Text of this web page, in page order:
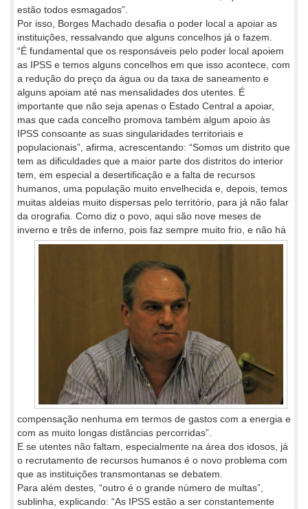
estão todos esmagados”.
Por isso, Borges Machado desafia o poder local a apoiar as
instituições, ressalvando que alguns concelhos já o fazem.
“É fundamental que os responsáveis pelo poder local apoiem
as IPSS e temos alguns concelhos em que isso acontece, com
a redução do preço da água ou da taxa de saneamento e
alguns apoiam até nas mensalidades dos utentes. É
importante que não seja apenas o Estado Central a apoiar,
mas que cada concelho promova também algum apoio às
IPSS consoante as suas singularidades territoriais e
populacionais”, afirma, acrescentando: “Somos um distrito que
tem as dificuldades que a maior parte dos distritos do interior
tem, em especial a desertificação e a falta de recursos
humanos, uma população muito envelhecida e, depois, temos
muitas aldeias muito dispersas pelo território, para já não falar
da orografia. Como diz o povo, aqui são nove meses de
inverno e três de inferno, pois faz sempre muito frio, e não há
compensação nenhuma em termos de gastos com a energia e
com as muito longas distâncias percorridas”.
E se utentes não faltam, especialmente na área dos idosos, já
o recrutamento de recursos humanos é o novo problema com
que as instituições transmontanas se debatem.
Para além destes, “outro é o grande número de multas”,
sublinha, explicando: “As IPSS estão a ser constantemente